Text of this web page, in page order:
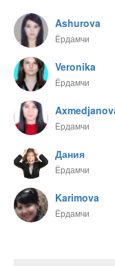
Ashurova
Ёрдамчи
Veronika
Ёрдамчи
Ёрдамчи
Дания
Ёрдамчи
Karimova
Ёрдамчи